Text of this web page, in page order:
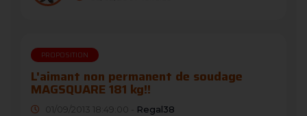
PROPOSITION
L'aimant non permanent de soudage
MAGSQUARE 181 kg!!
01/09/2013 18:49:00 - Regal38